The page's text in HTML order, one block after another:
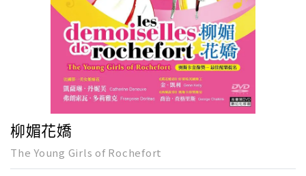
柳媚花嬌
The Young Girls of Rochefort